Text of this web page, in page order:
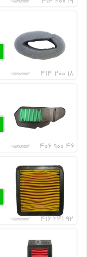
۴۱۴ ۲۰۰ ۱۸
۴۰۶ ۹۰۰ ۴۶
۴۱۶ ۲۴۱ ۹۲